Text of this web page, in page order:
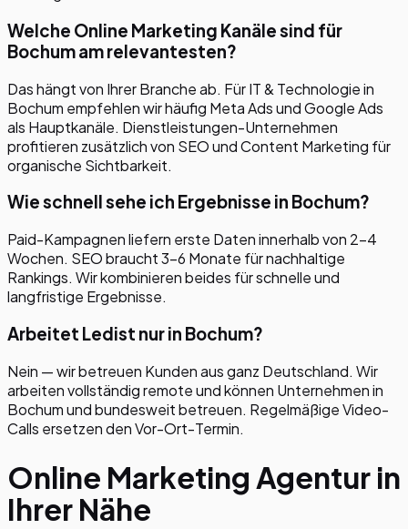
Welche Online Marketing Kanäle sind für
Bochum am relevantesten?
Das hängt von Ihrer Branche ab. Für IT & Technologie in
Bochum empfehlen wir häufig Meta Ads und Google Ads
als Hauptkanäle. Dienstleistungen-Unternehmen
profitieren zusätzlich von SEO und Content Marketing für
organische Sichtbarkeit.
Wie schnell sehe ich Ergebnisse in Bochum?
Paid-Kampagnen liefern erste Daten innerhalb von 2–4
Wochen. SEO braucht 3–6 Monate für nachhaltige
Rankings. Wir kombinieren beides für schnelle und
langfristige Ergebnisse.
Arbeitet Ledist nur in Bochum?
Nein — wir betreuen Kunden aus ganz Deutschland. Wir
arbeiten vollständig remote und können Unternehmen in
Bochum und bundesweit betreuen. Regelmäßige Video-
Calls ersetzen den Vor-Ort-Termin.
Online Marketing Agentur in
Ihrer Nähe